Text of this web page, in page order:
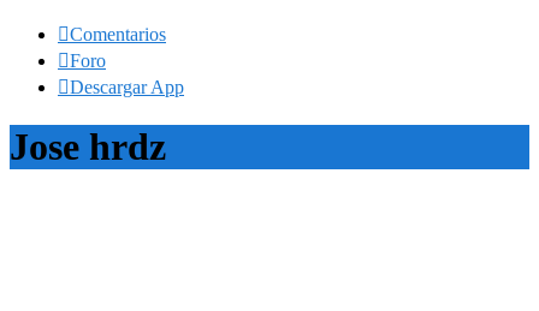
Comentarios
Foro
Descargar App
Jose hrdz